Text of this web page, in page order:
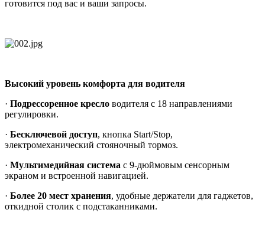
готовится под вас и ваши запросы.
Высокий уровень комфорта для водителя
· Подрессоренное кресло водителя с 18 направлениями
регулировки.
· Бесключевой доступ, кнопка Start/Stop,
электромеханический стояночный тормоз.
· Мультимедийная система с 9-дюймовым сенсорным
экраном и встроенной навигацией.
· Более 20 мест хранения, удобные держатели для гаджетов,
откидной столик с подстаканниками.